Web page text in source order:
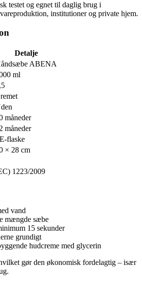
testet og egnet til daglig brug i
institutioner og private hjem.
Detalje
ABENA
ml
måneder
måneder
flaske
× 28 cm
1223/2009
vand
mængde sæbe
15 sekunder
grundigt
hudcreme med glycerin
gør den økonomisk fordelagtig – især